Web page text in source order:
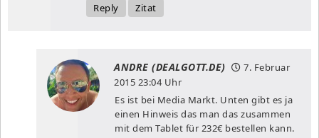
Reply Zitat
ANDRE (DEALGOTT.DE)
7. Februar
2015 23:04 Uhr
Es ist bei Media Markt. Unten gibt es ja
einen Hinweis das man das zusammen
mit dem Tablet für 232€ bestellen kann.